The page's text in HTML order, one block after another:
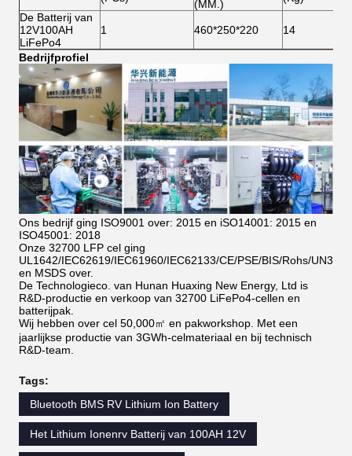
(MM.)
De Batterij van
12V100AH
LiFePo4
1 460*250*220 14
Bedrijfprofiel
Ons bedrijf ging ISO9001 over: 2015 en iSO14001: 2015 en
ISO45001: 2018
Onze 32700 LFP cel ging
UL1642/IEC62619/IEC61960/IEC62133/CE/PSE/BIS/Rohs/UN38.8
en MSDS over.
De Technologieco. van Hunan Huaxing New Energy, Ltd is
R&D-productie en verkoop van 32700 LiFePo4-cellen en
batterijpak.
Wij hebben over cel 50,000㎡ en pakworkshop. Met een
jaarlijkse productie van 3GWh-celmateriaal en bij technisch
R&D-team.
Tags:
Bluetooth BMS RV Lithium Ion Battery
Het Lithium Ionenrv Batterij van 100AH 12V